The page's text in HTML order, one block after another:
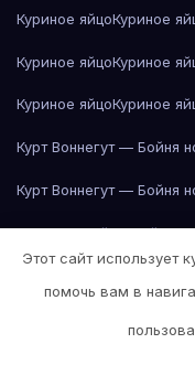
Куриное яйцоКуриное
Куриное яйцоКуриное
Куриное яйцоКуриное
Курт Воннегут — Бойня
Курт Воннегут — Бойня
Лев Толстой — Война и
Этот сайт использует
помочь вам в